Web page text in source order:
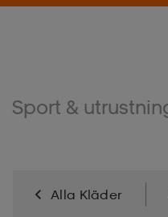
Sport &
Alla Kläder